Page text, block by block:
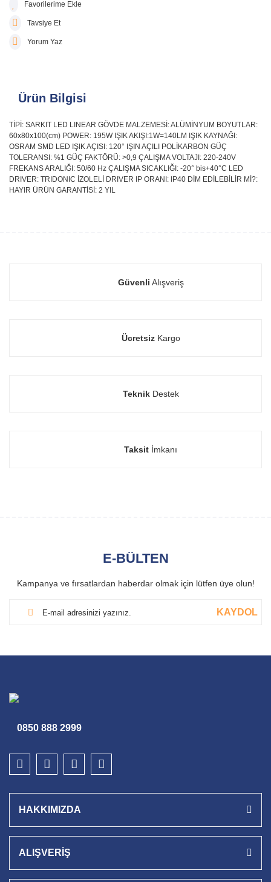
Tavsiye Et
Yorum Yaz
Ürün Bilgisi
TİPİ: SARKIT LED LINEAR GÖVDE MALZEMESİ: ALÜMİNYUM BOYUTLAR:
60x80x100(cm) POWER: 195W IŞIK AKIŞI:1W=140LM IŞIK KAYNAĞI:
OSRAM SMD LED IŞIK AÇISI: 120° IŞIN AÇILI POLİKARBON GÜÇ
TOLERANSI: %1 GÜÇ FAKTÖRÜ: >0,9 ÇALIŞMA VOLTAJI: 220-240V
FREKANS ARALIĞI: 50/60 Hz ÇALIŞMA SICAKLIĞI: -20° bis+40°C LED
DRIVER: TRIDONIC İZOLELİ DRIVER IP ORANI: IP40 DİM EDİLEBİLİR Mİ?:
HAYIR ÜRÜN GARANTİSİ: 2 YIL
Güvenli Alışveriş
ÜcretsizKargo
TeknikDestek
Taksit İmkanı
E-BÜLTEN
Kampanya ve fırsatlardan haberdar olmak için lütfen üye olun!
KAYDOL
0850 888 2999
HAKKIMIZDA
ALIŞVERİŞ